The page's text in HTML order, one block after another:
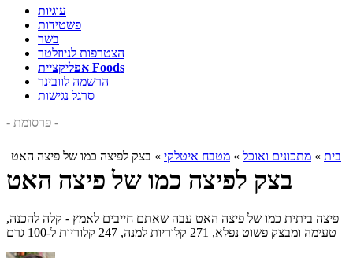
עוגיות
פשטידות
בשר
הצטרפות לניוזלטר
אפליקציית Foods
הרשמה לוובינר
סרגל נגישות
- פרסומת -
בית » מתכונים ואוכל » מטבח איטלקי » בצק לפיצה כמו של פיצה האט
בצק לפיצה כמו של פיצה האט
פיצה ביתית כמו של פיצה האט עבה שאתם חייבים לאמץ - קלה להכנה,
טעימה ומבצק פשוט נפלא, 271 קלוריות למנה, 247 קלוריות ל-100 גרם